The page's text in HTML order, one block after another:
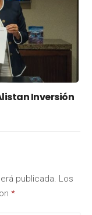
Inversión
publicada. Los
*